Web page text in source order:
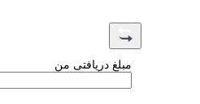
مبلغ دریافتی من